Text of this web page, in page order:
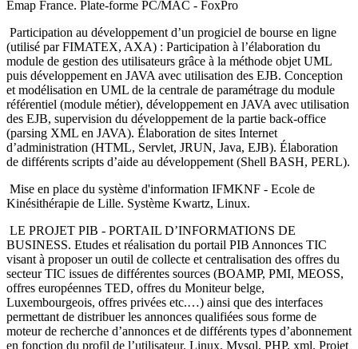
Emap France. Plate-forme PC/MAC - FoxPro
Participation au développement d’un progiciel de bourse en ligne
(utilisé par FIMATEX, AXA) : Participation à l’élaboration du
module de gestion des utilisateurs grâce à la méthode objet UML
puis développement en JAVA avec utilisation des EJB. Conception
et modélisation en UML de la centrale de paramétrage du module
référentiel (module métier), développement en JAVA avec utilisation
des EJB, supervision du développement de la partie back-office
(parsing XML en JAVA). Élaboration de sites Internet
d’administration (HTML, Servlet, JRUN, Java, EJB). Élaboration
de différents scripts d’aide au développement (Shell BASH, PERL).
Mise en place du système d'information IFMKNF - Ecole de
Kinésithérapie de Lille. Système Kwartz, Linux.
LE PROJET PIB - PORTAIL D’INFORMATIONS DE
BUSINESS. Etudes et réalisation du portail PIB Annonces TIC
visant à proposer un outil de collecte et centralisation des offres du
secteur TIC issues de différentes sources (BOAMP, PMI, MEOSS,
offres européennes TED, offres du Moniteur belge,
Luxembourgeois, offres privées etc.…) ainsi que des interfaces
permettant de distribuer les annonces qualifiées sous forme de
moteur de recherche d’annonces et de différents types d’abonnement
en fonction du profil de l’utilisateur. Linux, Mysql, PHP, xml. Projet